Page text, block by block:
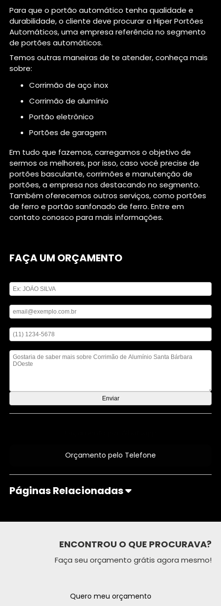
Para que o portão automático tenha qualidade e
durabilidade, o cliente deve procurar a Hiper Portões
Automáticos, uma empresa referência no segmento
de portões automáticos.
Temos outras maneiras de te atender, conheça mais
sobre:
corrimão de aço inox
corrimão de alumínio
portão eletrônico
portões de garagem
Em tudo que fazemos, carregamos o objetivo de
sermos os melhores, por isso, caso você precise de
portões basculante, corrimões e manutenção de
portões, a empresa nos destacando no segmento.
Também oferecemos outros serviços, como portões
de ferro e portão sanfonado de ferro. Entre em
contato conosco para mais informações.
FAÇA UM ORÇAMENTO
Orçamento pelo Telefone
Páginas Relacionadas
ENCONTROU O QUE PROCURAVA?
Faça seu orçamento grátis agora mesmo!
Quero meu orçamento